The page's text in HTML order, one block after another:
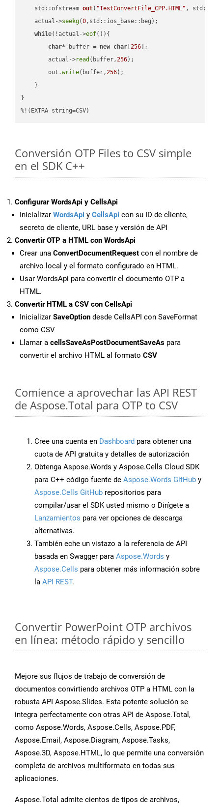
std::ofstream out( "TestConvertFile_CPP.HTML" ,
    actual->
seekg(0,std::ios_base::beg);
while(!actual->eof()){
char* buffer = new char [256 ];
        actual->
read (buffer,256);
        out.
write(buffer,256);
    }
}
%!(EXTRA string=CSV)
Conversión OTP Files to CSV simple
en el SDK C++
Configurar WordsApi y CellsApi
Inicializar WordsApi y CellsApi con su ID de cliente,
secreto de cliente, URL base y versión de API
Convertir OTP a HTML con WordsApi
Crear una ConvertDocumentRequest con el nombre de
archivo local y el formato configurado en HTML.
Usar WordsApi para convertir el documento OTP a
HTML.
Convertir HTML a CSV con CellsApi
Inicializar SaveOption desde CellsAPI con SaveFormat
como CSV
Llamar a cellsSaveAsPostDocumentSaveAs para
convertir el archivo HTML al formato CSV
Comience a aprovechar las API REST
de Aspose.Total para OTP to CSV
Cree una cuenta en Dashboard para obtener una
cuota de API gratuita y detalles de autorización
Obtenga Aspose.Words y Aspose.Cells Cloud SDK
para C++ código fuente de Aspose.Words GitHub y
Aspose.Cells GitHub repositorios para
compilar/usar el SDK usted mismo o Dirígete a
Lanzamientos para ver opciones de descarga
alternativas.
También eche un vistazo a la referencia de API
basada en Swagger para Aspose.Words y
Aspose.Cells para obtener más información sobre
la API REST.
Convertir PowerPoint OTP archivos
en línea: método rápido y sencillo
Mejore sus flujos de trabajo de conversión de
documentos convirtiendo archivos OTP a HTML con la
robusta API Aspose.Slides. Esta potente solución se
integra perfectamente con otras API de Aspose.Total,
como Aspose.Words, Aspose.Cells, Aspose.PDF,
Aspose.Email, Aspose.Diagram, Aspose.Tasks,
Aspose.3D, Aspose.HTML, lo que permite una conversión
completa de archivos multiformato en todas sus
aplicaciones.
Aspose.Total admite cientos de tipos de archivos,